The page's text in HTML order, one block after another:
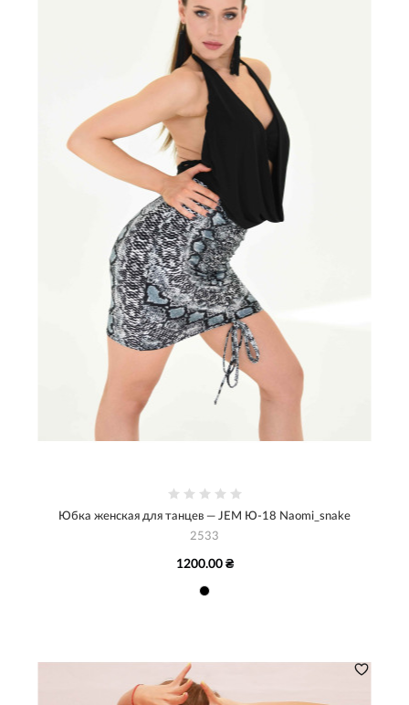
Юбка женская для танцев — JEM Ю-18 Naomi_snake
2533
1200.00 ₴